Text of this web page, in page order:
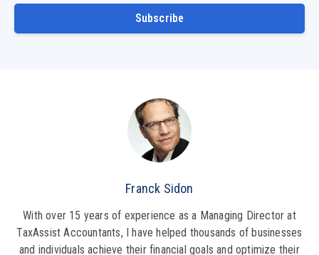
Subscribe
Franck Sidon
With over 15 years of experience as a Managing Director at
TaxAssist Accountants, I have helped thousands of businesses
and individuals achieve their financial goals and optimize their